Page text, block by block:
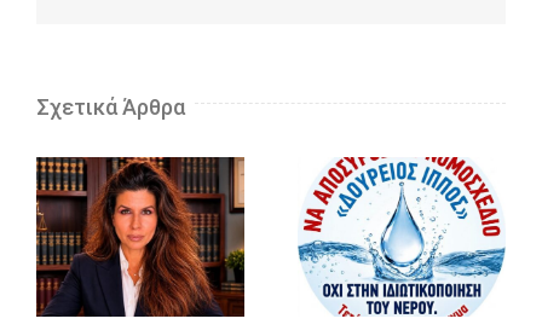
Σχετικά Άρθρα